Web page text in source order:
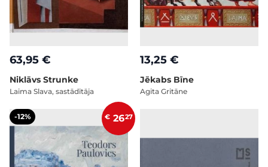
63,95 €
Niklāvs Strunke
Laima Slava, sastādītāja
13,25 €
Jēkabs Bīne
Agita Gritāne
-12% € 2627